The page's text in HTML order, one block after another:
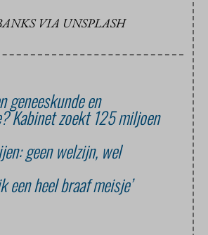
VIA UNSPLASH
geneeskunde en
Kabinet zoekt 125 miljoen
geen welzijn, wel
een heel braaf meisje’